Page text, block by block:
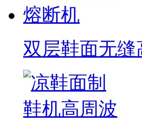
双层鞋面无